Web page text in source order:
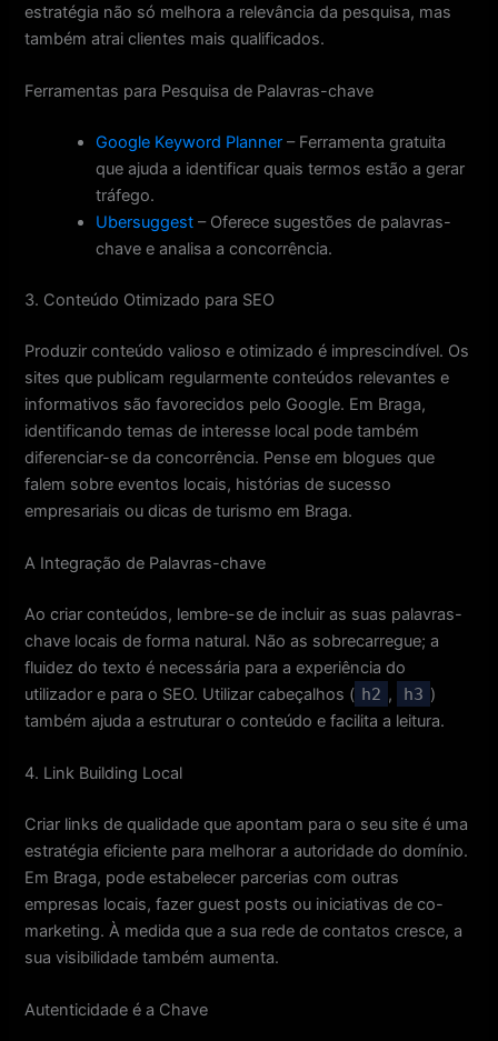
estratégia não só melhora a relevância da pesquisa, mas
também atrai clientes mais qualificados.
Ferramentas para Pesquisa de Palavras-chave
Google Keyword Planner – Ferramenta gratuita
que ajuda a identificar quais termos estão a gerar
tráfego.
Ubersuggest – Oferece sugestões de palavras-
chave e analisa a concorrência.
3. Conteúdo Otimizado para SEO
Produzir conteúdo valioso e otimizado é imprescindível. Os
sites que publicam regularmente conteúdos relevantes e
informativos são favorecidos pelo Google. Em Braga,
identificando temas de interesse local pode também
diferenciar-se da concorrência. Pense em blogues que
falem sobre eventos locais, histórias de sucesso
empresariais ou dicas de turismo em Braga.
A Integração de Palavras-chave
Ao criar conteúdos, lembre-se de incluir as suas palavras-
chave locais de forma natural. Não as sobrecarregue; a
fluidez do texto é necessária para a experiência do
utilizador e para o SEO. Utilizar cabeçalhos ( h2 , h3 )
também ajuda a estruturar o conteúdo e facilita a leitura.
4. Link Building Local
Criar links de qualidade que apontam para o seu site é uma
estratégia eficiente para melhorar a autoridade do domínio.
Em Braga, pode estabelecer parcerias com outras
empresas locais, fazer guest posts ou iniciativas de co-
marketing. À medida que a sua rede de contatos cresce, a
sua visibilidade também aumenta.
Autenticidade é a Chave